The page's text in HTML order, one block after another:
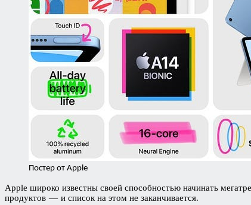
Постер от Apple
Apple широко известны своей способностью начинать
продуктов — и список на этом не заканчивается.